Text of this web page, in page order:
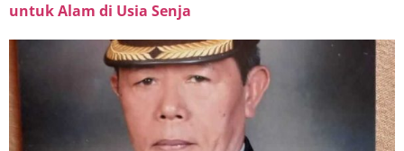
untuk Alam di Usia Senja